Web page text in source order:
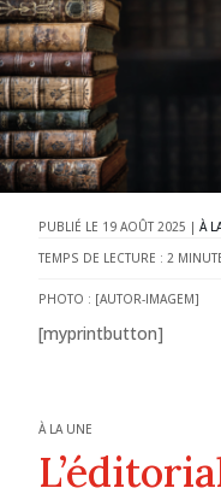
19 AOÛT 2025 |À
TEMPS DE LECTURE : 2
PHOTO : [AUTOR-IMAGEM]
[myprintbutton]
À LA UNE